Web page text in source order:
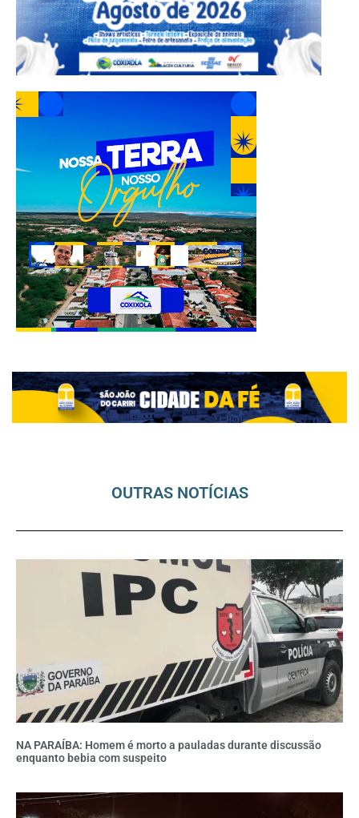
OUTRAS NOTÍCIAS
NA PARAÍBA: Homem é morto a pauladas durante discussão
enquanto bebia com suspeito